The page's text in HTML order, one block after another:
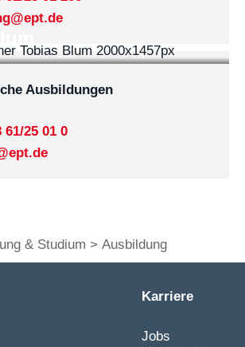
Ausbildungen
61/25 01 0
& Studium Ausbildung
Karriere
Jobs